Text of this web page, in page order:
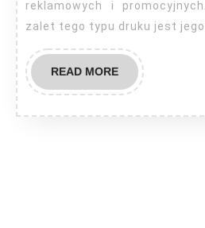
reklamowych i
zalet tego typu druku jest
READ MOREREAD
MORE